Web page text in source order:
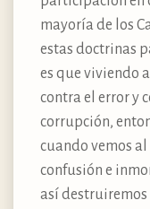
mayoría de los
estas doctrinas
es que viviendo
contra el error y
corrupción,
cuando vemos al
confusión e
así destruiremos